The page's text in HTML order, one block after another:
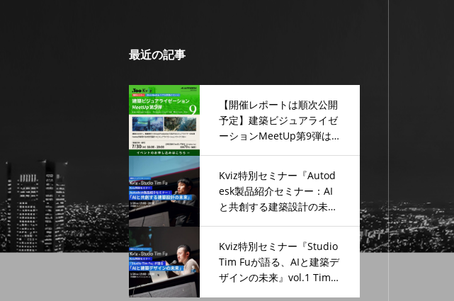
最近の記事
【開催レポートは順次公開
予定】建築ビジュアライゼ
ーションMeetUp第9弾は
Kviz特別セミナー『Autod
esk製品紹介セミナー：AI
と共創する建築設計の未
Kviz特別セミナー『Studio
Tim Fuが語る、AIと建築デ
ザインの未来』vol.1 Tim F